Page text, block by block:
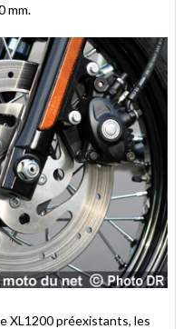
mm.
XL1200 préexistants, les